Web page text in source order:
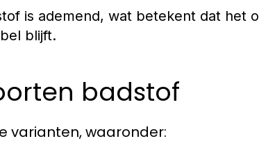
is ademend, wat betekent dat het
blijft.
badstof
varianten, waaronder: